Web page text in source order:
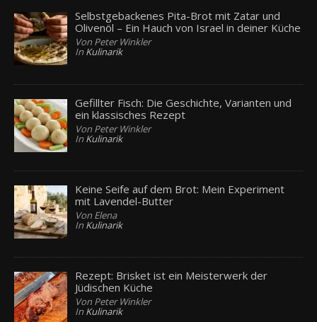
Selbstgebackenes Pita-Brot mit Zatar und
Olivenöl – Ein Hauch von Israel in deiner Küche
Von Peter Winkler
In Kulinarik
Gefillter Fisch: Die Geschichte, Varianten und
ein klassisches Rezept
Von Peter Winkler
In Kulinarik
Keine Seife auf dem Brot: Mein Experiment
mit Lavendel-Butter
Von Elena
In Kulinarik
Rezept: Brisket ist ein Meisterwerk der
Jüdischen Küche
Von Peter Winkler
In Kulinarik